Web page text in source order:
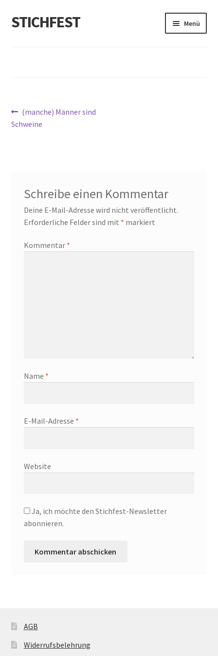
Zur
Navigation
Zum
Inhalt
STICHFEST Menü
About me
Beitragsnavigation
Vorheriger
Beitrag:
(manche) Männer sind
Schweine
Schreibe einen Kommentar
Deine E-Mail-Adresse wird nicht veröffentlicht.
Erforderliche Felder sind mit * markiert
Kommentar *
Name *
E-Mail-Adresse *
Website
Ja, ich möchte den Stichfest-Newsletter
abonnieren.
AGB
Widerrufsbelehrung